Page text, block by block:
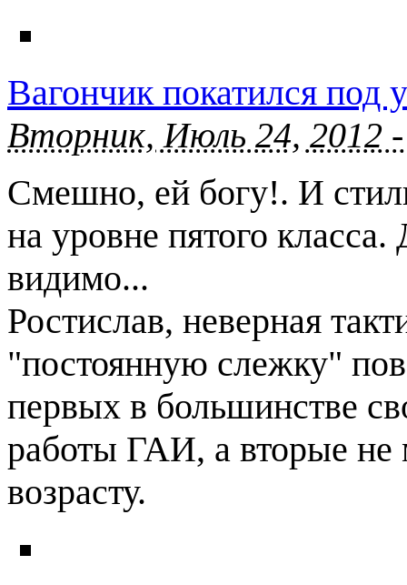
Вагончик покатился под
Вторник, Июль 24, 2012
Смешно, ей богу!. И
на уровне пятого
видимо...
Ростислав, неверная
"постоянную слежку"
первых в большинстве
работы ГАИ, а вторые не
возрасту.